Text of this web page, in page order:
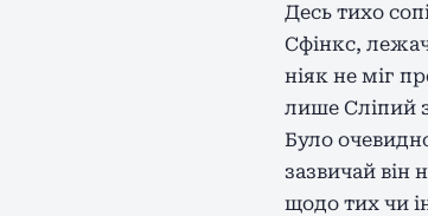
Десь тихо
Сфінкс,
ніяк не міг
лише Сліпий
Було
зазвичай він
щодо тих чи